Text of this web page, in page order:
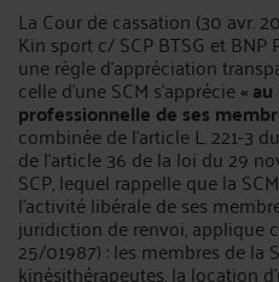
La Cour de cassation (30 avr.
Kin sport c/ SCP BTSG et BNP
une règle d’appréciation
celle d’une SCM s’apprécie«
professionnelle de ses
combinée de l’article L. 221-3
de l’article 36 de la loi du 29
SCP, lequel rappelle que la
l’activité libérale de ses
juridiction de renvoi, applique
25/01987) : les membres de la
kinésithérapeutes, la location